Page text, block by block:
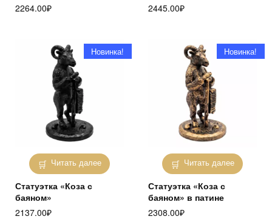
2264.00₽
2445.00₽
Читать далее
Новинка!
Статуэтка «Коза с
баяном»
2137.00₽
Читать далее
Новинка!
Статуэтка «Коза с
баяном» в патине
2308.00₽